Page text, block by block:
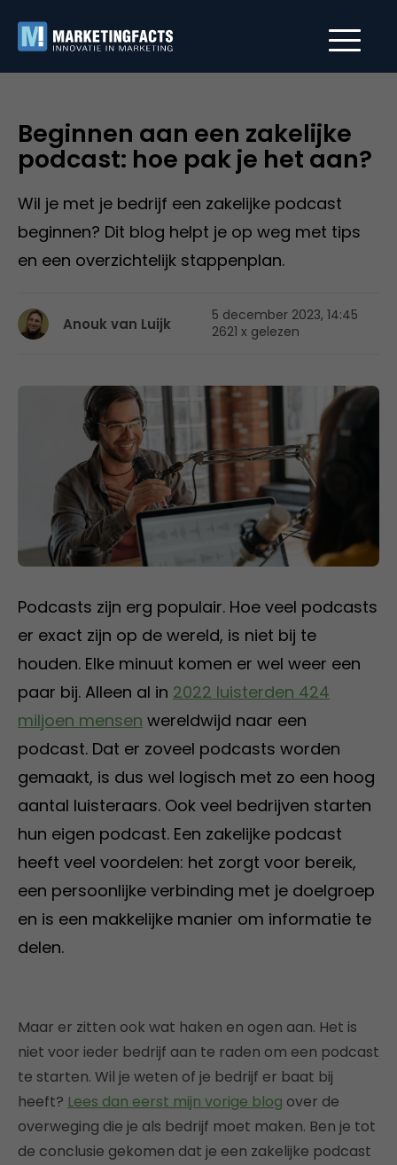
Beginnen aan een zakelijke
podcast: hoe pak je het aan?
Wil je met je bedrijf een zakelijke podcast
beginnen? Dit blog helpt je op weg met tips
en een overzichtelijk stappenplan.
Anouk van Luijk
5 december 2023, 14:45
2621 x gelezen
Podcasts zijn erg populair. Hoe veel podcasts
er exact zijn op de wereld, is niet bij te
houden. Elke minuut komen er wel weer een
paar bij. Alleen al in 2022 luisterden 424
miljoen mensen wereldwijd naar een
podcast. Dat er zoveel podcasts worden
gemaakt, is dus wel logisch met zo een hoog
aantal luisteraars. Ook veel bedrijven starten
hun eigen podcast. Een zakelijke podcast
heeft veel voordelen: het zorgt voor bereik,
een persoonlijke verbinding met je doelgroep
en is een makkelijke manier om informatie te
delen.
Maar er zitten ook wat haken en ogen aan. Het is
niet voor ieder bedrijf aan te raden om een podcast
te starten. Wil je weten of je bedrijf er baat bij
heeft? Lees dan eerst mijn vorige blog over de
overweging die je als bedrijf moet maken. Ben je tot
de conclusie gekomen dat je een zakelijke podcast